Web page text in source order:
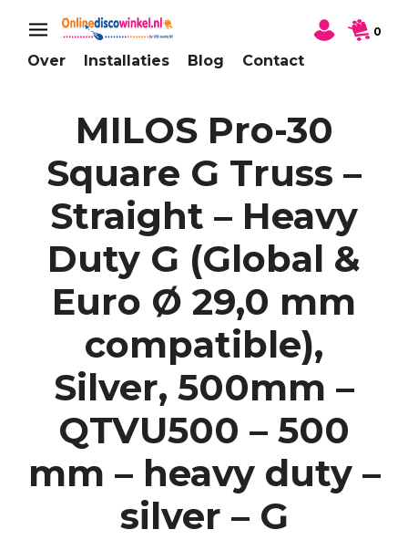
Over Installaties Blog Contact
0
MILOS Pro-30
Square G Truss –
Straight – Heavy
Duty G (Global &
Euro Ø 29,0 mm
compatible),
Silver, 500mm –
QTVU500 – 500
mm – heavy duty –
silver – G